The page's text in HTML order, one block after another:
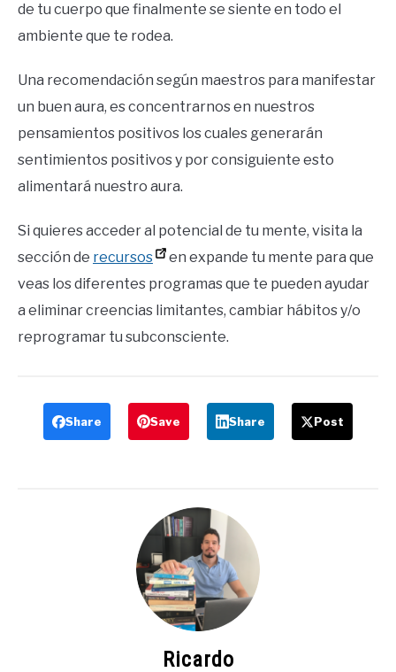
de tu cuerpo que finalmente se siente en todo el
ambiente que te rodea.
Una recomendación según maestros para manifestar
un buen aura, es concentrarnos en nuestros
pensamientos positivos los cuales generarán
sentimientos positivos y por consiguiente esto
alimentará nuestro aura.
Si quieres acceder al potencial de tu mente, visita la
sección de recursos
en expande tu mente para que
veas los diferentes programas que te pueden ayudar
a eliminar creencias limitantes, cambiar hábitos y/o
reprogramar tu subconsciente.
Share Save Share Post
Ricardo